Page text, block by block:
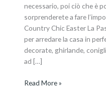
necessario, poi ciò che è
sorprenderete a fare
Country Chic Easter La
per arredare la casa in
decorate, ghirlande,
ad […]
Read More »